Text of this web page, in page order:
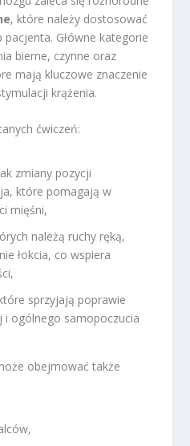
, które należy dostosować
Główne kategorie
bierne, czynne oraz
mają kluczowe znaczenie
krążenia.
ćwiczeń:
zmiany pozycji
które pomagają w
mięśni,
należą ruchy ręką,
łokcia, co wspiera
sprzyjają poprawie
ogólnego samopoczucia
obejmować także